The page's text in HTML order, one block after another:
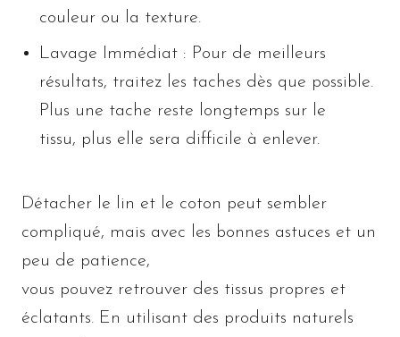
couleur ou la texture.
Lavage Immédiat : Pour de meilleurs
résultats, traitez les taches dès que possible.
Plus une tache reste longtemps sur le
tissu, plus elle sera difficile à enlever.
Détacher le lin et le coton peut sembler
compliqué, mais avec les bonnes astuces et un
peu de patience,
vous pouvez retrouver des tissus propres et
éclatants. En utilisant des produits naturels